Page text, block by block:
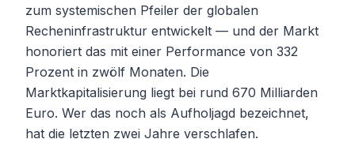
zum systemischen Pfeiler der globalen
Recheninfrastruktur entwickelt — und der Markt
honoriert das mit einer Performance von 332
Prozent in zwölf Monaten. Die
Marktkapitalisierung liegt bei rund 670 Milliarden
Euro. Wer das noch als Aufholjagd bezeichnet,
hat die letzten zwei Jahre verschlafen.